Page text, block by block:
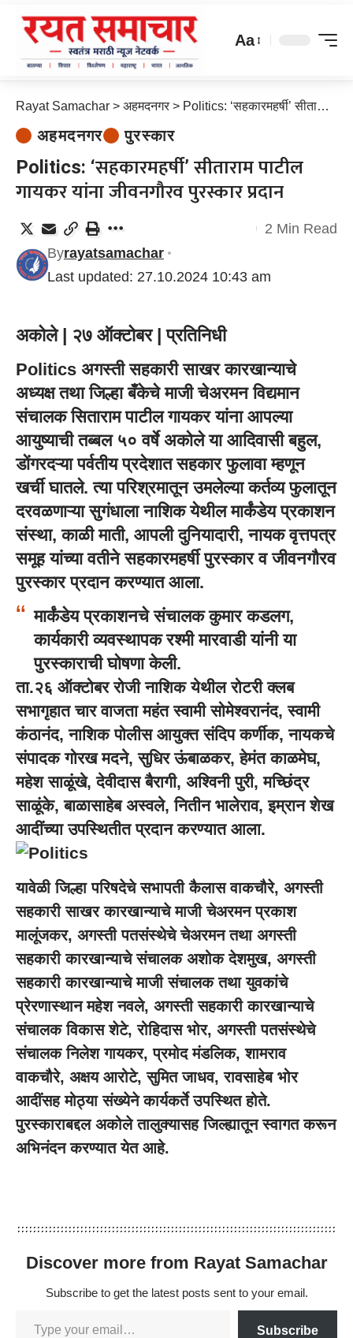
Aa
Rayat Samachar > अहमदनगर > Politics: ‘सहकारमहर्षी’ सीताराम पाटील गायकर यांना जीवनगौरव पुरस्कार प्रदान
अहमदनगर पुरस्कार
Politics: ‘सहकारमहर्षी’ सीताराम पाटील
गायकर यांना जीवनगौरव पुरस्कार प्रदान
Last updated: 27.10.2024 10:43 am
Byrayatsamachar
2 Min Read
अकोले | २७ ऑक्टोबर | प्रतिनिधी
Politics अगस्ती सहकारी साखर कारखान्याचे
अध्यक्ष तथा जिल्हा बँकेचे माजी चेअरमन विद्यमान
संचालक सिताराम पाटील गायकर यांना आपल्या
आयुष्याची तब्बल ५० वर्षे अकोले या आदिवासी बहुल,
डोंगरदऱ्या पर्वतीय प्रदेशात सहकार फुलावा म्हणून
खर्ची घातले. त्या परिश्रमातून उमलेल्या कर्तव्य फुलातून
दरवळणाऱ्या सुगंधाला नाशिक येथील मार्कंडेय प्रकाशन
संस्था, काळी माती, आपली दुनियादारी, नायक वृत्तपत्र
समूह यांच्या वतीने सहकारमहर्षी पुरस्कार व जीवनगौरव
पुरस्कार प्रदान करण्यात आला.
मार्कंडेय प्रकाशनचे संचालक कुमार कडलग,
कार्यकारी व्यवस्थापक रश्मी मारवाडी यांनी या
पुरस्काराची घोषणा केली.
ता.२६ ऑक्टोबर रोजी नाशिक येथील रोटरी क्लब
सभागृहात चार वाजता महंत स्वामी सोमेश्वरानंद, स्वामी
कंठानंद, नाशिक पोलीस आयुक्त संदिप कर्णीक, नायकचे
संपादक गोरख मदने, सुधिर ऊंबाळकर, हेमंत काळमेघ,
महेश साळूंखे, देवीदास बैरागी, अश्विनी पुरी, मच्छिंद्र
साळूंके, बाळासाहेब अस्वले, नितीन भालेराव, इम्रान शेख
आदींच्या उपस्थितीत प्रदान करण्यात आला.
यावेळी जिल्हा परिषदेचे सभापती कैलास वाकचौरे, अगस्ती
सहकारी साखर कारखान्याचे माजी चेअरमन प्रकाश
मालूंजकर, अगस्ती पतसंस्थेचे चेअरमन तथा अगस्ती
सहकारी कारखान्याचे संचालक अशोक देशमुख, अगस्ती
सहकारी कारखान्याचे माजी संचालक तथा युवकांचे
प्रेरणास्थान महेश नवले, अगस्ती सहकारी कारखान्याचे
संचालक विकास शेटे, रोहिदास भोर, अगस्ती पतसंस्थेचे
संचालक निलेश गायकर, प्रमोद मंडलिक, शामराव
वाकचौरे, अक्षय आरोटे, सुमित जाधव, रावसाहेब भोर
आदींसह मोठ्या संख्येने कार्यकर्ते उपस्थित होते.
पुरस्काराबद्दल अकोले तालुक्यासह जिल्ह्यातून स्वागत करून
अभिनंदन करण्यात येत आहे.
Discover more from Rayat Samachar
Subscribe to get the latest posts sent to your email.
Subscribe